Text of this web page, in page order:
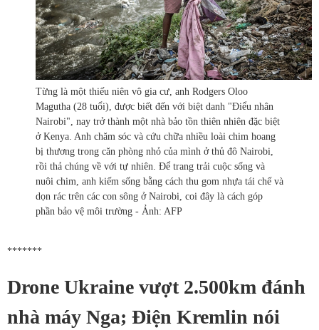
Từng là một thiếu niên vô gia cư, anh Rodgers Oloo
Magutha (28 tuổi), được biết đến với biệt danh "Điểu nhân
Nairobi", nay trở thành một nhà bảo tồn thiên nhiên đặc biệt
ở Kenya. Anh chăm sóc và cứu chữa nhiều loài chim hoang
bị thương trong căn phòng nhỏ của mình ở thủ đô Nairobi,
rồi thả chúng về với tự nhiên. Để trang trải cuộc sống và
nuôi chim, anh kiếm sống bằng cách thu gom nhựa tái chế và
dọn rác trên các con sông ở Nairobi, coi đây là cách góp
phần bảo vệ môi trường - Ảnh: AFP
*******
Drone Ukraine vượt 2.500km đánh
nhà máy Nga; Điện Kremlin nói